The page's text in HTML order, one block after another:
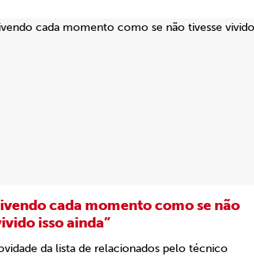
cada momento como se não
isso ainda”
da lista de relacionados pelo técnico